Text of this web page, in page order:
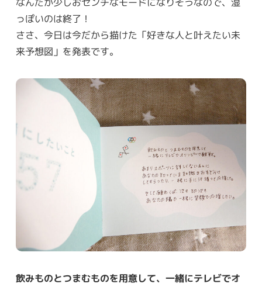
っぽいのは終了！
ささ、今日は今だから描けた「好きな人と叶えたい未
来予想図」を発表です。
飲みものとつまむものを用意して、一緒にテレビでオ